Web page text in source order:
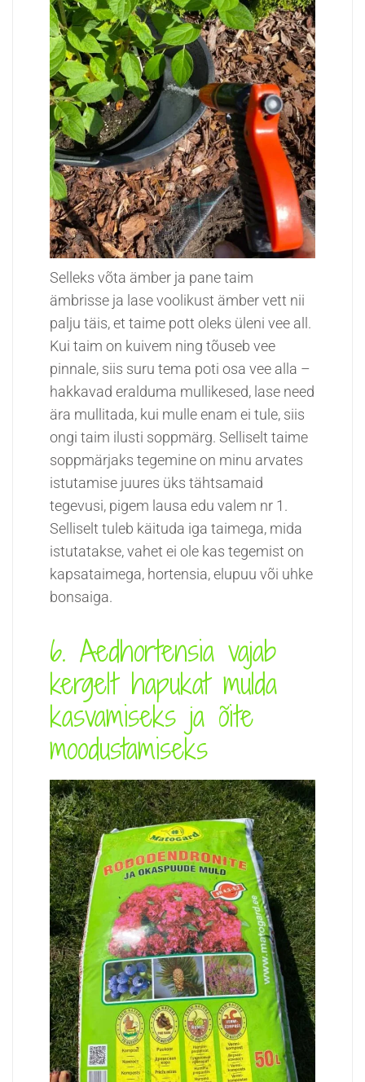
Selleks võta ämber ja pane taim
ämbrisse ja lase voolikust ämber vett nii
palju täis, et taime pott oleks üleni vee all.
Kui taim on kuivem ning tõuseb vee
pinnale, siis suru tema poti osa vee alla –
hakkavad eralduma mullikesed, lase need
ära mullitada, kui mulle enam ei tule, siis
ongi taim ilusti soppmärg. Selliselt taime
soppmärjaks tegemine on minu arvates
istutamise juures üks tähtsamaid
tegevusi, pigem lausa edu valem nr 1.
Selliselt tuleb käituda iga taimega, mida
istutatakse, vahet ei ole kas tegemist on
kapsataimega, hortensia, elupuu või uhke
bonsaiga.
6. Aedhortensia vajab
kergelt hapukat mulda
kasvamiseks ja õite
moodustamiseks